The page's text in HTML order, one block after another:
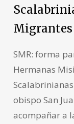
Migrantes
SMR: forma
Hermanas
obispo San
acompañar a